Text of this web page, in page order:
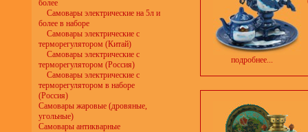
более
Самовары электрические на 5л и
более в наборе
Самовары электрические с
терморегулятором (Китай)
Самовары электрические с
терморегулятором (Россия)
Самовары электрические с
терморегулятором в наборе
(Россия)
Самовары жаровые (дровяные,
угольные)
Самовары антикварные
подробнее...